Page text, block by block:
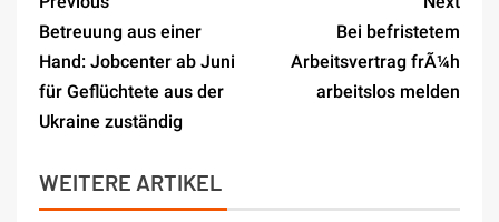
Betreuung aus einer
Hand: Jobcenter ab Juni
für Geflüchtete aus der
Ukraine zuständig
Bei befristetem
Arbeitsvertrag frÃ¼h
arbeitslos melden
WEITERE ARTIKEL